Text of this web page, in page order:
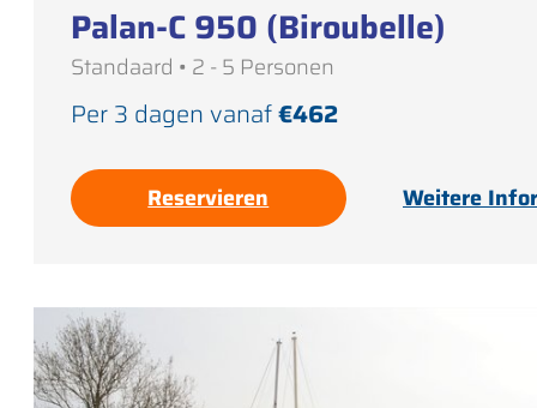
Palan-C 950 (Biroubelle)
Standaard • 2 - 5 Personen
Per 3 dagen vanaf€462
Reservieren Weitere